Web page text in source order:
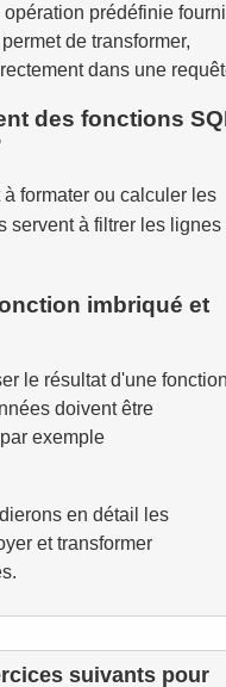
prédéfinie
de transformer,
dans une
des fonctions
formater ou calculer les
servent à filtrer les lignes
imbriqué et
le résultat d'une
doivent être
exemple
en détail les
et transformer
suivants pour